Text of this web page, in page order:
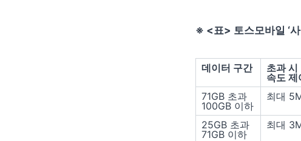
※ <표> 토스모바일 ‘
데이터 구간
초과 시
속도 제
71GB 초과
100GB 이하
최대
25GB 초과
71GB 이하
최대